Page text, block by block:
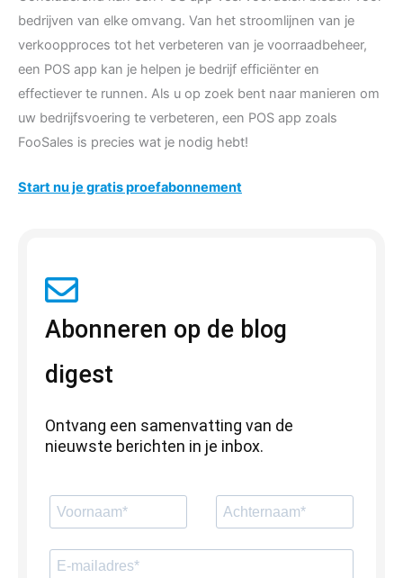
bedrijven van elke omvang. Van het stroomlijnen van je
verkoopproces tot het verbeteren van je voorraadbeheer,
een POS app kan je helpen je bedrijf efficiënter en
effectiever te runnen. Als u op zoek bent naar manieren om
uw bedrijfsvoering te verbeteren, een POS app zoals
FooSales is precies wat je nodig hebt!
Start nu je gratis proefabonnement
Abonneren op de blog
digest
Ontvang een samenvatting van de
nieuwste berichten in je inbox.